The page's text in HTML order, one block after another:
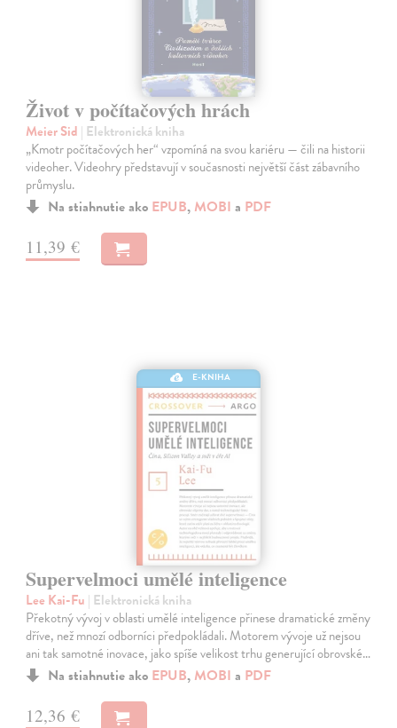
Život v počítačových hrách
Meier Sid | Elektronická kniha
„Kmotr počítačových her“ vzpomíná na svou kariéru — čili na historii
videoher. Videohry představují v současnosti největší část zábavního
průmyslu.
Na stiahnutie ako EPUB, MOBI a PDF
11,39 €
E-KNIHA
Supervelmoci umělé inteligence
Lee Kai-Fu | Elektronická kniha
Překotný vývoj v oblasti umělé inteligence přinese dramatické změny
dříve, než mnozí odborníci předpokládali. Motorem vývoje už nejsou
ani tak samotné inovace, jako spíše velikost trhu generující obrovské…
Na stiahnutie ako EPUB, MOBI a PDF
12,36 €